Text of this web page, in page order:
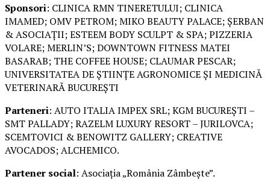
Sponsori: CLINICA RMN TINERETULUI; CLINICA
IMAMED; OMV PETROM; MIKO BEAUTY PALACE; ȘERBAN
& ASOCIAȚII; ESTEEM BODY SCULPT & SPA; PIZZERIA
VOLARE; MERLIN’S; DOWNTOWN FITNESS MATEI
BASARAB; THE COFFEE HOUSE; CLAUMAR PESCAR;
UNIVERSITATEA DE ȘTIINȚE AGRONOMICE ȘI MEDICINĂ
VETERINARĂ BUCUREȘTI
Parteneri: AUTO ITALIA IMPEX SRL; KGM BUCUREȘTI –
SMT PALLADY; RAZELM LUXURY RESORT – JURILOVCA;
SCEMTOVICI & BENOWITZ GALLERY; CREATIVE
AVOCADOS; ALCHEMICO.
Partener social: Asociația „România Zâmbește”.